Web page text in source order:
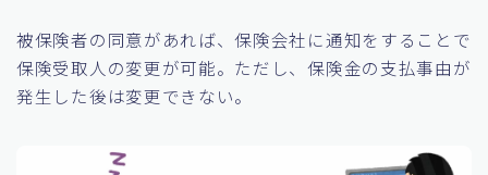
被保険者の同意があれば、保険会社に通知をすることで
保険受取人の変更が可能。ただし、保険金の支払事由が
発生した後は変更できない。